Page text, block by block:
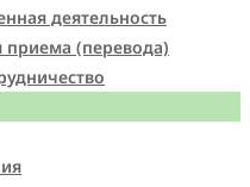
деятельность
приема (перевода)